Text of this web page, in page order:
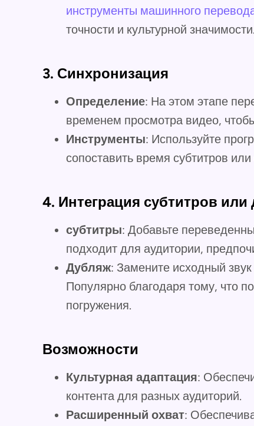
инструменты машинного
точности и культурной значимости.
3. Синхронизация
Определение: На этом этапе
временем просмотра видео,
Инструменты: Используйте
сопоставить время субтитров
4. Интеграция субтитров или
субтитры: Добавьте
подходит для аудитории,
Дубляж: Замените исходный
Популярно благодаря тому, что
погружения.
Возможности
Культурная адаптация:
контента для разных аудиторий.
Расширенный охват: